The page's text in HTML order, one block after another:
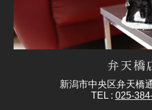
新潟市中央区弁天橋
TEL : 025-